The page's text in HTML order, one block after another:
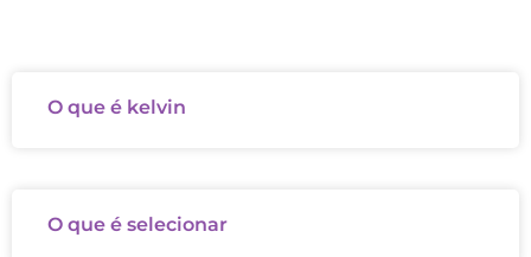
O que é kelvin
O que é selecionar